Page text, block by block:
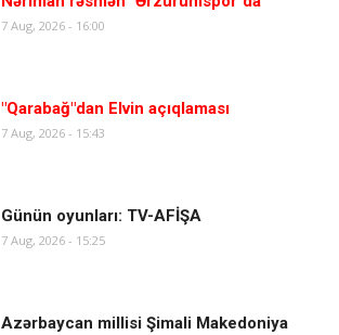
7 Aug, 2026 - 16:00
"Qarabağ"dan Elvin açıqlaması
7 Aug, 2026 - 15:43
Günün oyunları: TV-AFİŞA
7 Aug, 2026 - 15:25
Azərbaycan millisi Şimali Makedoniya